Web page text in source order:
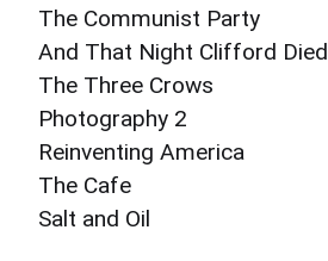
The Communist Party
And That Night Clifford Died
The Three Crows
Photography 2
Reinventing America
The Cafe
Salt and Oil